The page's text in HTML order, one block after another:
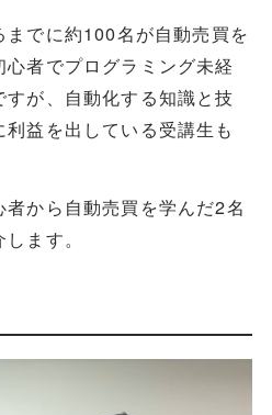
でに約100名が自動売買を
者でプログラミング未経
が、自動化する知識と技
益を出している受講生も
から自動売買を学んだ2名
ます。